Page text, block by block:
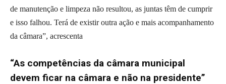
de manutenção e limpeza não resultou, as juntas têm de cumprir
e isso falhou. Terá de existir outra ação e mais acompanhamento
da câmara”, acrescenta
“As competências da câmara municipal
devem ficar na câmara e não na presidente”